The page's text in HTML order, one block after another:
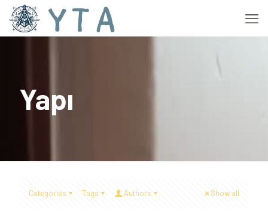
Yapı
Categories Tags Authors Show all